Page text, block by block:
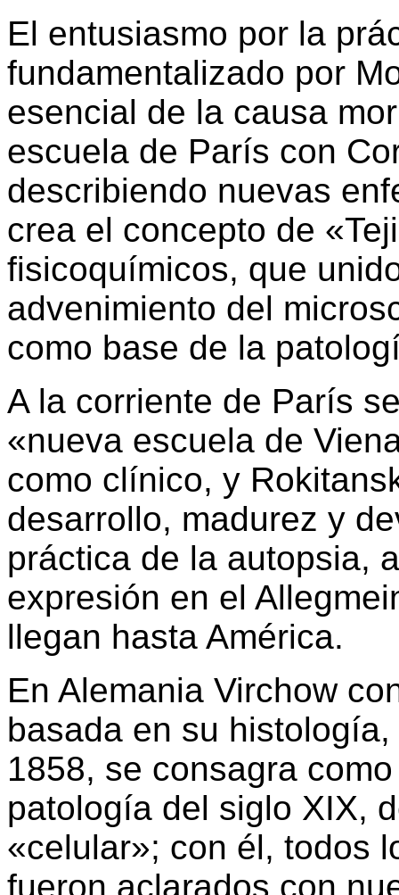
El entusiasmo por la
fundamentalizado por
esencial de la causa
escuela de París con
describiendo nuevas
crea el concepto de
fisicoquímicos, que
advenimiento del
como base de la
A la corriente de París
«nueva escuela de
como clínico, y
desarrollo, madurez y
práctica de la autopsia,
expresión en el
llegan hasta América.
En Alemania Virchow
basada en su
1858, se consagra
patología del siglo XIX,
«celular»; con él, todos
fueron aclarados con